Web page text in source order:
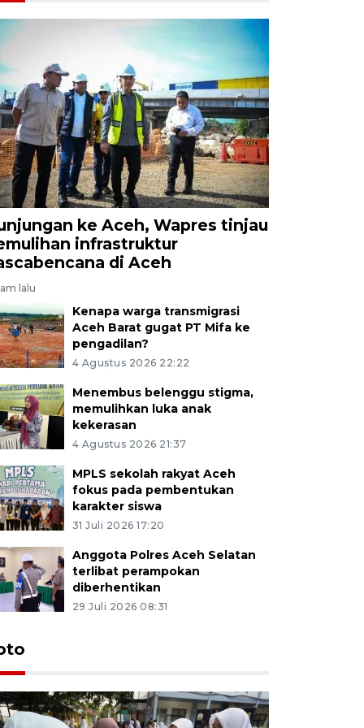
ke Aceh, Wapres tinjau
infrastruktur
di Aceh
lalu
Kenapa warga transmigrasi
Aceh Barat gugat PT Mifa ke
pengadilan?
4 Agustus 2026 22:22
Menembus belenggu stigma,
memulihkan luka anak
kekerasan
4 Agustus 2026 21:37
MPLS sekolah rakyat Aceh
fokus pada pembentukan
karakter siswa
31 Juli 2026 17:20
Anggota Polres Aceh Selatan
terlibat perampokan
diberhentikan
29 Juli 2026 08:31